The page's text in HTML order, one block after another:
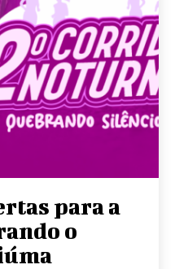
para a
o